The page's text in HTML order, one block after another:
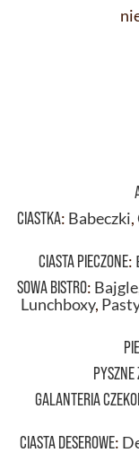
CIASTKA: Babeczki,
CIASTA PIECZONE:
SOWA BISTRO: Bajgle
Lunchboxy, Pasty
PYSZNE
GALANTERIA
CIASTA DESEROWE: